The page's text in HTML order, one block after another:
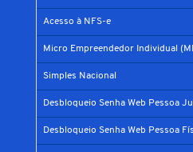
Acesso à NFS-e
Micro Empreendedor Individual
Simples Nacional
Desbloqueio Senha Web Pessoa
Desbloqueio Senha Web Pessoa